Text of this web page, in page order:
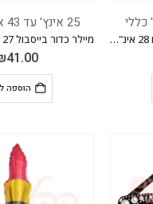
מיילר קרקס יום הולדת שמח 28 אינ"ץ *מגיע בסיטונאות חבילה של 5 יח'*
25 אינץ' עד 43 אינץ' כללי
41.00
הוספה